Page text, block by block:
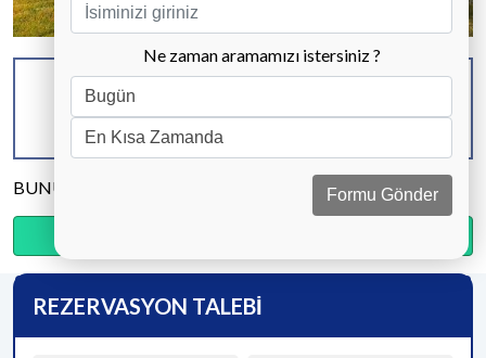
Tüm Fotoğrafları Göster
KAPASİTE
4 KİŞİ
BANYO & WC
2 ADET
YATAK ODASI
BUNU PAYLAŞ
REZERVASYON TALEBİ
Ne zaman aramamızı istersiniz ?
Formu Gönder